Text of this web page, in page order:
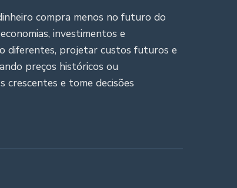
compra menos no futuro do
investimentos e
diferentes, projetar custos futuros e
preços históricos ou
e tome decisões